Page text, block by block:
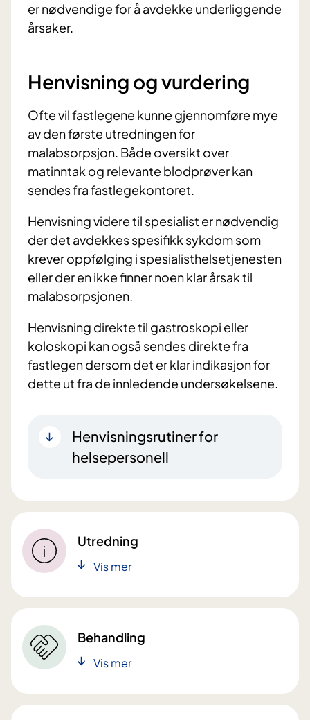
er nødvendige for å avdekke underliggende
årsaker.
Henvisning og vurdering
Ofte vil fastlegene kunne gjennomføre mye
av den første utredningen for
malabsorpsjon. Både oversikt over
matinntak og relevante blodprøver kan
sendes fra fastlegekontoret.
Henvisning videre til spesialist er nødvendig
der det avdekkes spesifikk sykdom som
krever oppfølging i spesialisthelsetjenesten
eller der en ikke finner noen klar årsak til
malabsorpsjonen.
Henvisning direkte til gastroskopi eller
koloskopi kan også sendes direkte fra
fastlegen dersom det er klar indikasjon for
dette ut fra de innledende undersøkelsene.
Henvisningsrutiner for
helsepersonell
Utredning
Vis mer
Behandling
Vis mer